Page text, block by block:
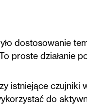
dostosowanie
proste działanie
istniejące
do